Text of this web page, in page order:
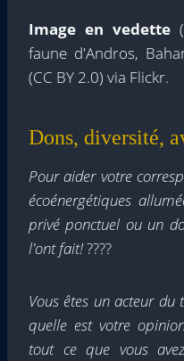
Image en vedette
faune d'Andros,
(CC BY 2.0) via Flickr.
Dons, diversité,
Pour aider votre
écoénergétiques
privé ponctuel ou un
l'ont fait!????
Vous êtes un acteur du
quelle est votre
tout ce que vous